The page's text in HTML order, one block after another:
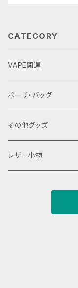
CATEGORY
VAPE関連
バッテリーケース
18650用
18350用
VAPEデバイス用スリー
iStick Pico 75w
ポーチ・バッグ
ファスナーポーチ
L字ファスナーポーチ
巾着バッグ
その他グッズ
Tシャツ
レザー小物